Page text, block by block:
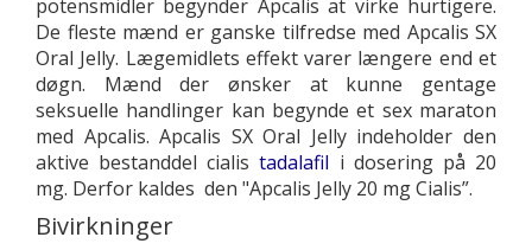
potensmidler begynder Apcalis at virke hurtigere.
De fleste mænd er ganske tilfredse med Apcalis SX
Oral Jelly. Lægemidlets effekt varer længere end et
døgn. Mænd der ønsker at kunne gentage
seksuelle handlinger kan begynde et sex maraton
med Apcalis. Apcalis SX Oral Jelly indeholder den
aktive bestanddel cialistadalafil i dosering på 20
mg. Derfor kaldes den "Apcalis Jelly 20 mg Cialis”.
Bivirkninger